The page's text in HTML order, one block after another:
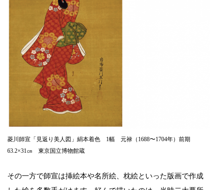
菱川師宣「見返り美人図」絹本着色 1幅 元禄（1688〜1704年）前期
63.2×31㎝ 東京国立博物館蔵
その一方で師宣は挿絵本や名所絵、枕絵といった版画で作成